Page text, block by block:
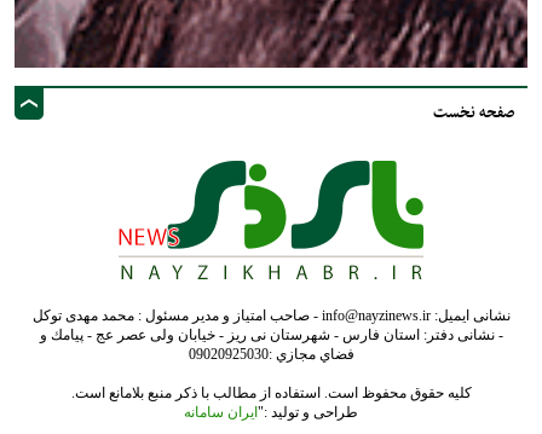
صفحه نخست
نشانی ایمیل: info@nayzinews.ir - صاحب امتیاز و مدیر مسئول : محمد مهدی توکل
- نشانی دفتر: استان فارس - شهرستان نی ریز - خیابان ولی عصر عج - پيامك و
فضاي مجازي :09020925030
کلیه حقوق محفوظ است. استفاده از مطالب با ذکر منبع بلامانع است.
طراحی و تولید :" ایران سامانه